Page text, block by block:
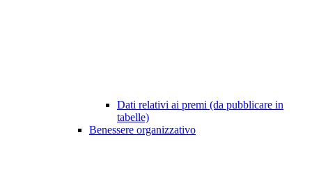
Dati relativi ai premi (da pubblicare in
tabelle)
Benessere organizzativo